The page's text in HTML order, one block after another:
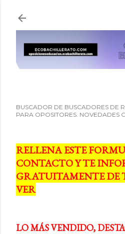
BUSCADOR DE BUSCADORES DE
PARA OPOSITORES. NOVEDADES
RELLENA ESTE
CONTACTO Y TE
GRATUITAMENTE DE
VER
LO MÁS VENDIDO,